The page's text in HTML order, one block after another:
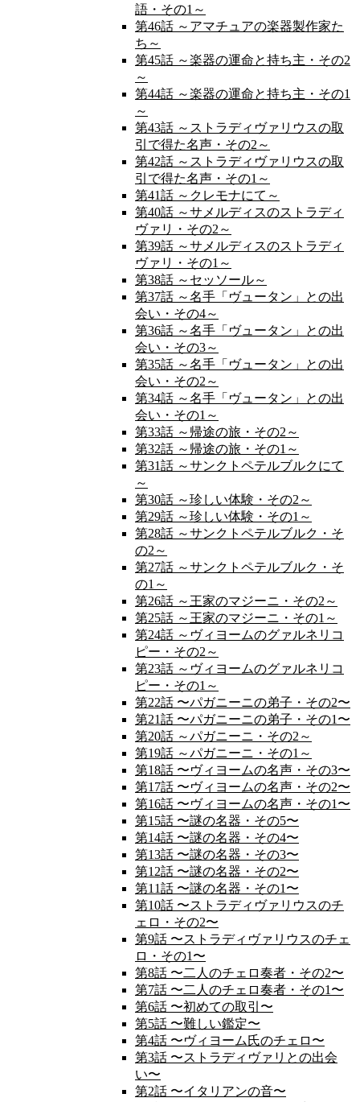
語・その1～
第46話 ～アマチュアの楽器製作家た
ち～
第45話 ～楽器の運命と持ち主・その2
～
第44話 ～楽器の運命と持ち主・その1
～
第43話 ～ストラディヴァリウスの取
引で得た名声・その2～
第42話 ～ストラディヴァリウスの取
引で得た名声・その1～
第41話 ～クレモナにて～
第40話 ～サメルディスのストラディ
ヴァリ・その2～
第39話 ～サメルディスのストラディ
ヴァリ・その1～
第38話 ～セッソール～
第37話 ～名手「ヴュータン」との出
会い・その4～
第36話 ～名手「ヴュータン」との出
会い・その3～
第35話 ～名手「ヴュータン」との出
会い・その2～
第34話 ～名手「ヴュータン」との出
会い・その1～
第33話 ～帰途の旅・その2～
第32話 ～帰途の旅・その1～
第31話 ～サンクトペテルブルクにて
～
第30話 ～珍しい体験・その2～
第29話 ～珍しい体験・その1～
第28話 ～サンクトペテルブルク・そ
の2～
第27話 ～サンクトペテルブルク・そ
の1～
第26話 ～王家のマジーニ・その2～
第25話 ～王家のマジーニ・その1～
第24話 ～ヴィヨームのグァルネリコ
ピー・その2～
第23話 ～ヴィヨームのグァルネリコ
ピー・その1～
第22話 〜パガニーニの弟子・その2〜
第21話 〜パガニーニの弟子・その1〜
第20話 ～パガニーニ・その2～
第19話 ～パガニーニ・その1～
第18話 〜ヴィヨームの名声・その3〜
第17話 〜ヴィヨームの名声・その2〜
第16話 〜ヴィヨームの名声・その1〜
第15話 〜謎の名器・その5〜
第14話 〜謎の名器・その4〜
第13話 〜謎の名器・その3〜
第12話 〜謎の名器・その2〜
第11話 〜謎の名器・その1〜
第10話 〜ストラディヴァリウスのチ
ェロ・その2〜
第9話 〜ストラディヴァリウスのチェ
ロ・その1〜
第8話 〜二人のチェロ奏者・その2〜
第7話 〜二人のチェロ奏者・その1〜
第6話 〜初めての取引〜
第5話 〜難しい鑑定〜
第4話 〜ヴィヨーム氏のチェロ〜
第3話 〜ストラディヴァリとの出会
い〜
第2話 〜イタリアンの音〜